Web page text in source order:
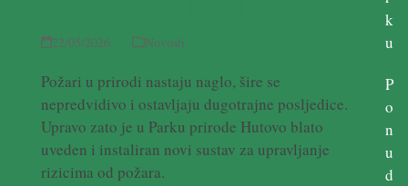
22/05/2026 Novosti
Požari u prirodi nastaju naglo, šire se
nepredvidivo i ostavljaju dugotrajne posljedice.
Upravo zato je u Parku prirode Hutovo blato
uveden i instaliran novi sustav za upravljanje
rizicima od požara.
k
u
P
o
n
u
d